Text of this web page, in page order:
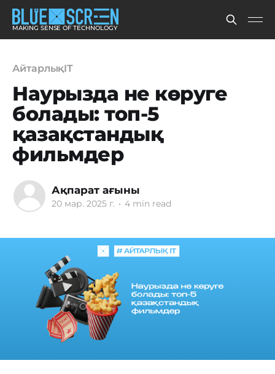
MAKING SENSE OF TECHNOLOGY
АйтарлықIT
Наурызда не көруге
болады: топ-5
қазақстандық
фильмдер
Ақпарат ағыны
20 мар. 2025 г. • 4 min read